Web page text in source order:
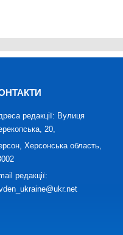
редакції: Вулиця
20,
Херсонська область,
редакції: